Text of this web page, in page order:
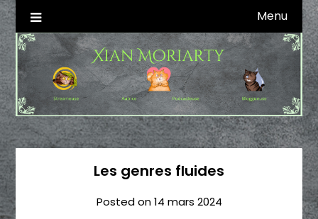
Skip
to
content
Xian Moriarty
Autrice SFFF & Blogueuse & Streameuse Menu
Les genres fluides
Posted on14 mars 2024